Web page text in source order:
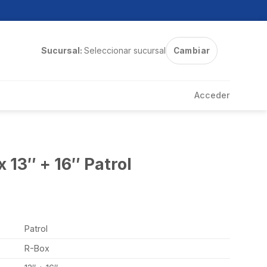
Sucursal: Seleccionar sucursal Cambiar
Acceder
+ 16″ Patrol
Patrol
R-Box